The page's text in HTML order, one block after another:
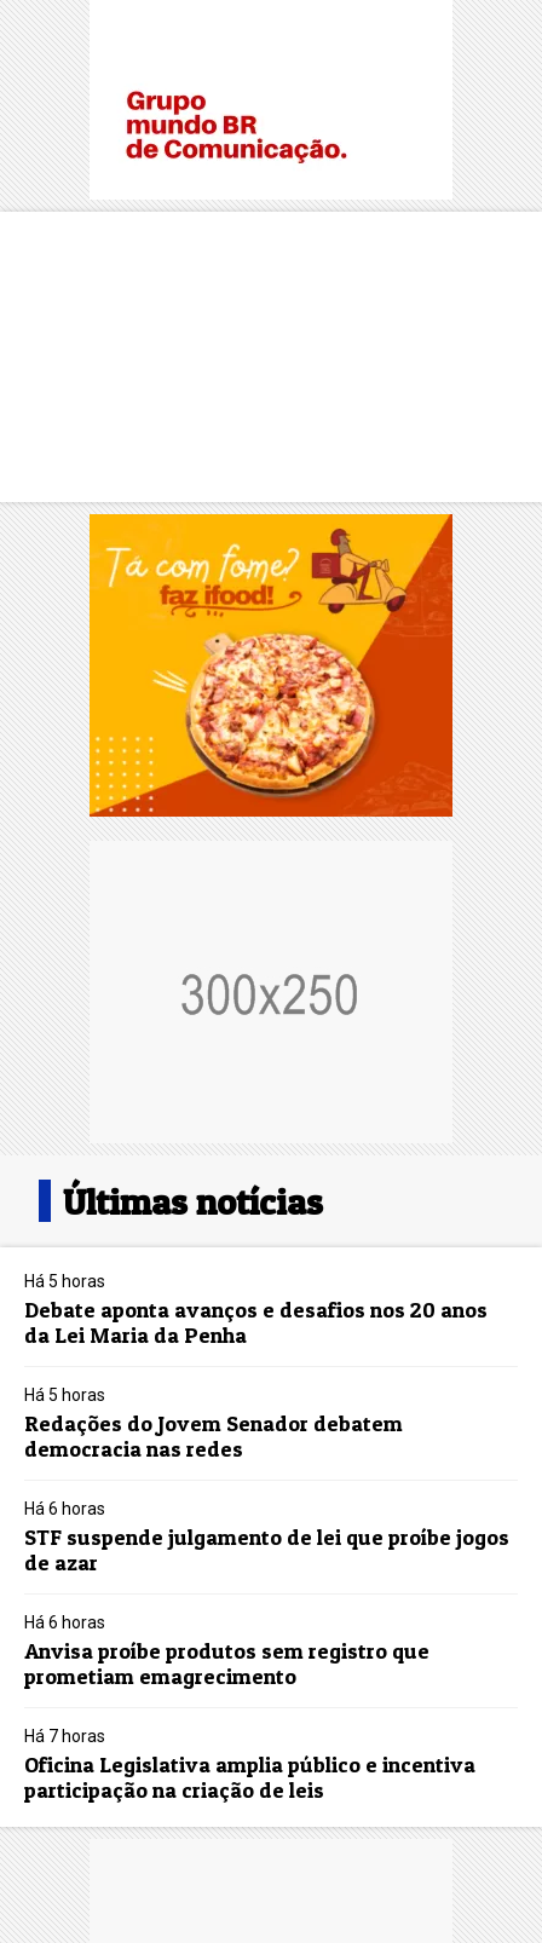
Últimas notícias
Há 5 horas
Debate aponta avanços e desafios nos 20 anos
da Lei Maria da Penha
Há 5 horas
Redações do Jovem Senador debatem
democracia nas redes
Há 6 horas
STF suspende julgamento de lei que proíbe jogos
de azar
Há 6 horas
Anvisa proíbe produtos sem registro que
prometiam emagrecimento
Há 7 horas
Oficina Legislativa amplia público e incentiva
participação na criação de leis